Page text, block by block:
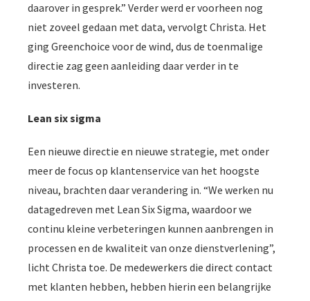
daarover in gesprek.” Verder werd er voorheen nog
niet zoveel gedaan met data, vervolgt Christa. Het
ging Greenchoice voor de wind, dus de toenmalige
directie zag geen aanleiding daar verder in te
investeren.
Lean six sigma
Een nieuwe directie en nieuwe strategie, met onder
meer de focus op klantenservice van het hoogste
niveau, brachten daar verandering in. “We werken nu
datagedreven met Lean Six Sigma, waardoor we
continu kleine verbeteringen kunnen aanbrengen in
processen en de kwaliteit van onze dienstverlening”,
licht Christa toe. De medewerkers die direct contact
met klanten hebben, hebben hierin een belangrijke